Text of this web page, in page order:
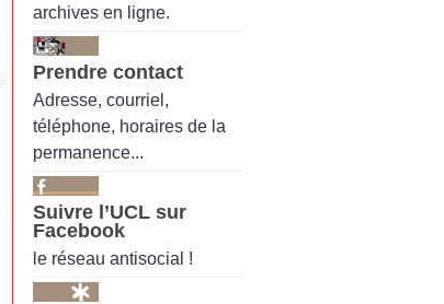
archives en ligne.
Prendre contact
Adresse, courriel,
téléphone, horaires de la
permanence...
Suivre l’UCL sur
Facebook
le réseau antisocial !